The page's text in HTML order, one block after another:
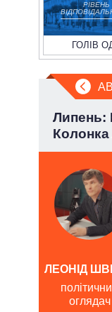
РІВЕНЬ
ГОЛІВ
Липень:
ЛЕОНІД
оглядач